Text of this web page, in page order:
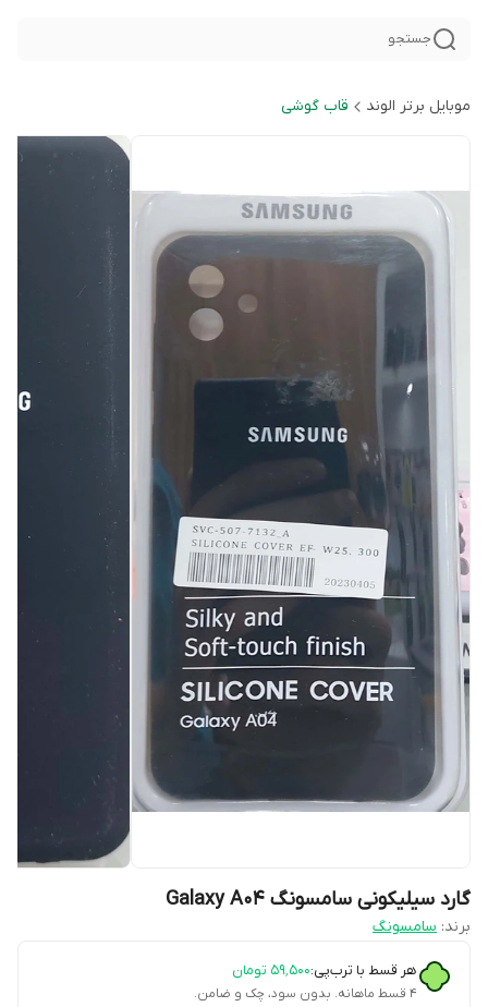
جستجو
موبایل برتر الوند قاب گوشی
گارد سیلیکونی سامسونگ Galaxy A04
برند: سامسونگ
هر قسط با ترب‌پی:۵۹٬۵۰۰ تومان
۴ قسط ماهانه. بدون سود، چک و ضامن.